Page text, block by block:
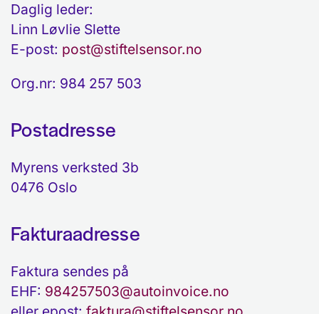
Daglig leder:
Linn Løvlie Slette
E-post: post@stiftelsensor.no
Org.nr: 984 257 503
Postadresse
Myrens verksted 3b
0476 Oslo
Fakturaadresse
Faktura sendes på
EHF: 984257503@autoinvoice.no